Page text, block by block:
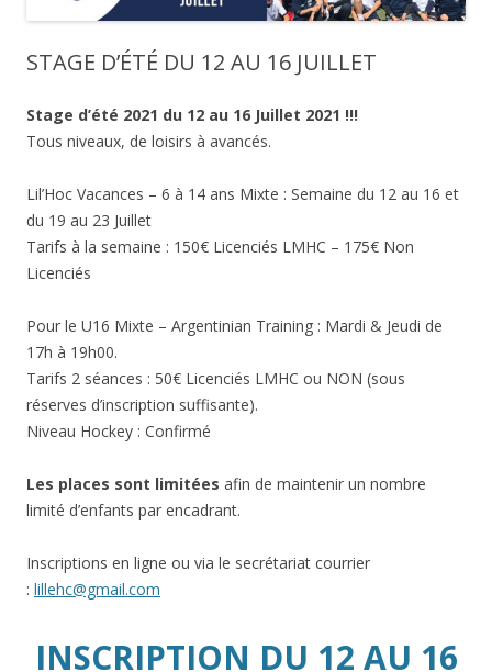
STAGE D’ÉTÉ DU 12 AU 16 JUILLET
Stage d’été 2021 du 12 au 16 Juillet 2021 !!!
Tous niveaux, de loisirs à avancés.
Lil’Hoc Vacances – 6 à 14 ans Mixte : Semaine du 12 au 16 et
du 19 au 23 Juillet
Tarifs à la semaine : 150€ Licenciés LMHC – 175€ Non
Licenciés
Pour le U16 Mixte – Argentinian Training : Mardi & Jeudi de
17h à 19h00.
Tarifs 2 séances : 50€ Licenciés LMHC ou NON (sous
réserves d’inscription suffisante).
Niveau Hockey : Confirmé
Les places sont limitées afin de maintenir un nombre
limité d’enfants par encadrant.
Inscriptions en ligne ou via le secrétariat courrier
: lillehc@gmail.com
INSCRIPTION DU 12 AU 16